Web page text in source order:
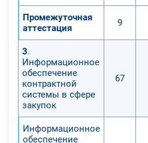
Промежуточная
аттестация
9
3.
Информационное
обеспечение
контрактной
системы в сфере
закупок
67
Информационное
обеспечение